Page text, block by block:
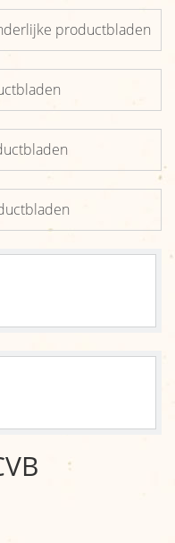
ONS
productbladen